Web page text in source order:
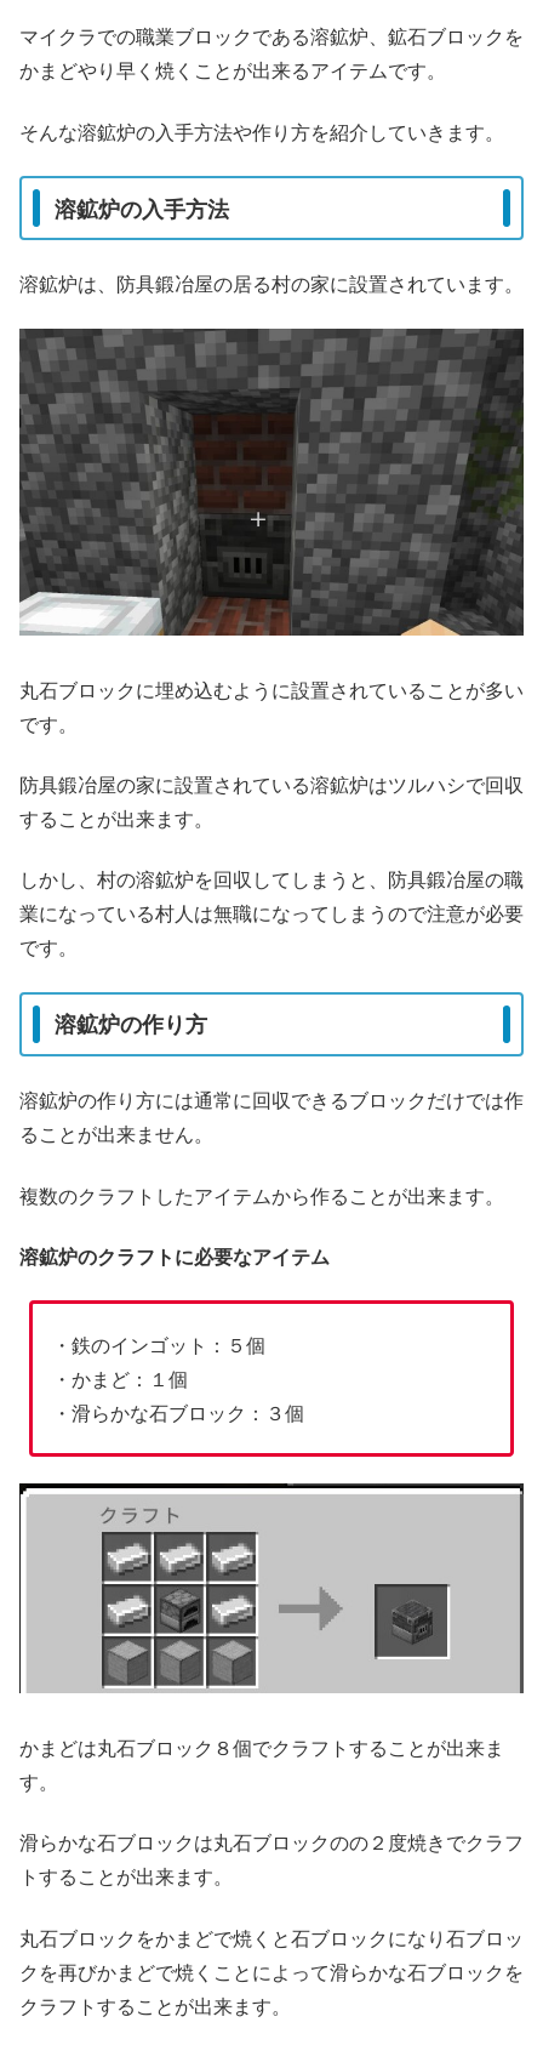
マイクラでの職業ブロックである溶鉱炉、鉱石ブロックを
かまどやり早く焼くことが出来るアイテムです。
そんな溶鉱炉の入手方法や作り方を紹介していきます。
溶鉱炉の入手方法
溶鉱炉は、防具鍛冶屋の居る村の家に設置されています。
丸石ブロックに埋め込むように設置されていることが多い
です。
防具鍛冶屋の家に設置されている溶鉱炉はツルハシで回収
することが出来ます。
しかし、村の溶鉱炉を回収してしまうと、防具鍛冶屋の職
業になっている村人は無職になってしまうので注意が必要
です。
溶鉱炉の作り方
溶鉱炉の作り方には通常に回収できるブロックだけでは作
ることが出来ません。
複数のクラフトしたアイテムから作ることが出来ます。
溶鉱炉のクラフトに必要なアイテム
・鉄のインゴット：５個
・かまど：１個
・滑らかな石ブロック：３個
かまどは丸石ブロック８個でクラフトすることが出来ま
す。
滑らかな石ブロックは丸石ブロックのの２度焼きでクラフ
トすることが出来ます。
丸石ブロックをかまどで焼くと石ブロックになり石ブロッ
クを再びかまどで焼くことによって滑らかな石ブロックを
クラフトすることが出来ます。